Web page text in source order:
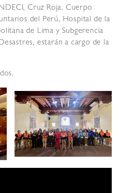
Cruz Roja, Cuerpo
del Perú, Hospital de la
de Lima y Subgerencia
estarán a cargo de la